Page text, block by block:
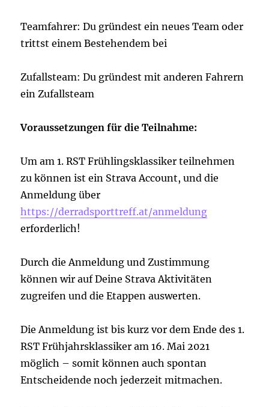
Teamfahrer: Du gründest ein neues Team oder
trittst einem Bestehendem bei
Zufallsteam: Du gründest mit anderen Fahrern
ein Zufallsteam
Voraussetzungen für die Teilnahme:
Um am 1. RST Frühlingsklassiker teilnehmen
zu können ist ein Strava Account, und die
Anmeldung über
https://derradsporttreff.at/anmeldung
erforderlich!
Durch die Anmeldung und Zustimmung
können wir auf Deine Strava Aktivitäten
zugreifen und die Etappen auswerten.
Die Anmeldung ist bis kurz vor dem Ende des 1.
RST Frühjahrsklassiker am 16. Mai 2021
möglich – somit können auch spontan
Entscheidende noch jederzeit mitmachen.